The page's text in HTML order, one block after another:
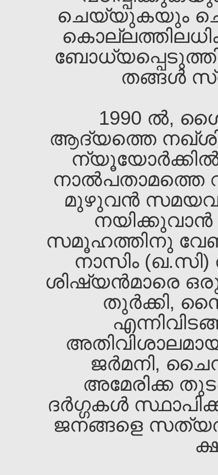
ചെയ്യുകയും
തങ്ങള്‍
1990 ല്‍,
ആദ്യത്തെ
ന്യൂയോര്‍ക്കില്‍
മുഴുവന്‍
നയിക്കുവാന്‍
സമൂഹത്തിനു
നാസിം (ഖ.സി)
ശിഷ്യന്‍മാരെ
തുര്‍ക്കി,
ജര്‍മനി,
അമേരിക്ക
ദര്‍ഗ്ഗകള്‍
ജനങ്ങളെ